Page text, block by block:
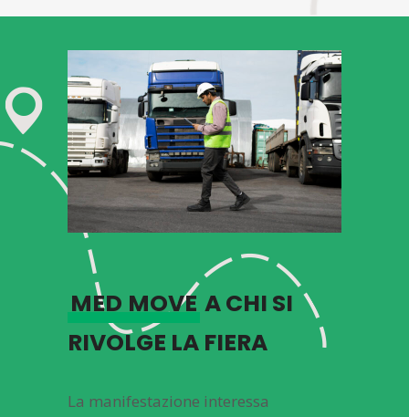
MEDMOVE A CHI SI
RIVOLGE LA FIERA
La manifestazione interessa